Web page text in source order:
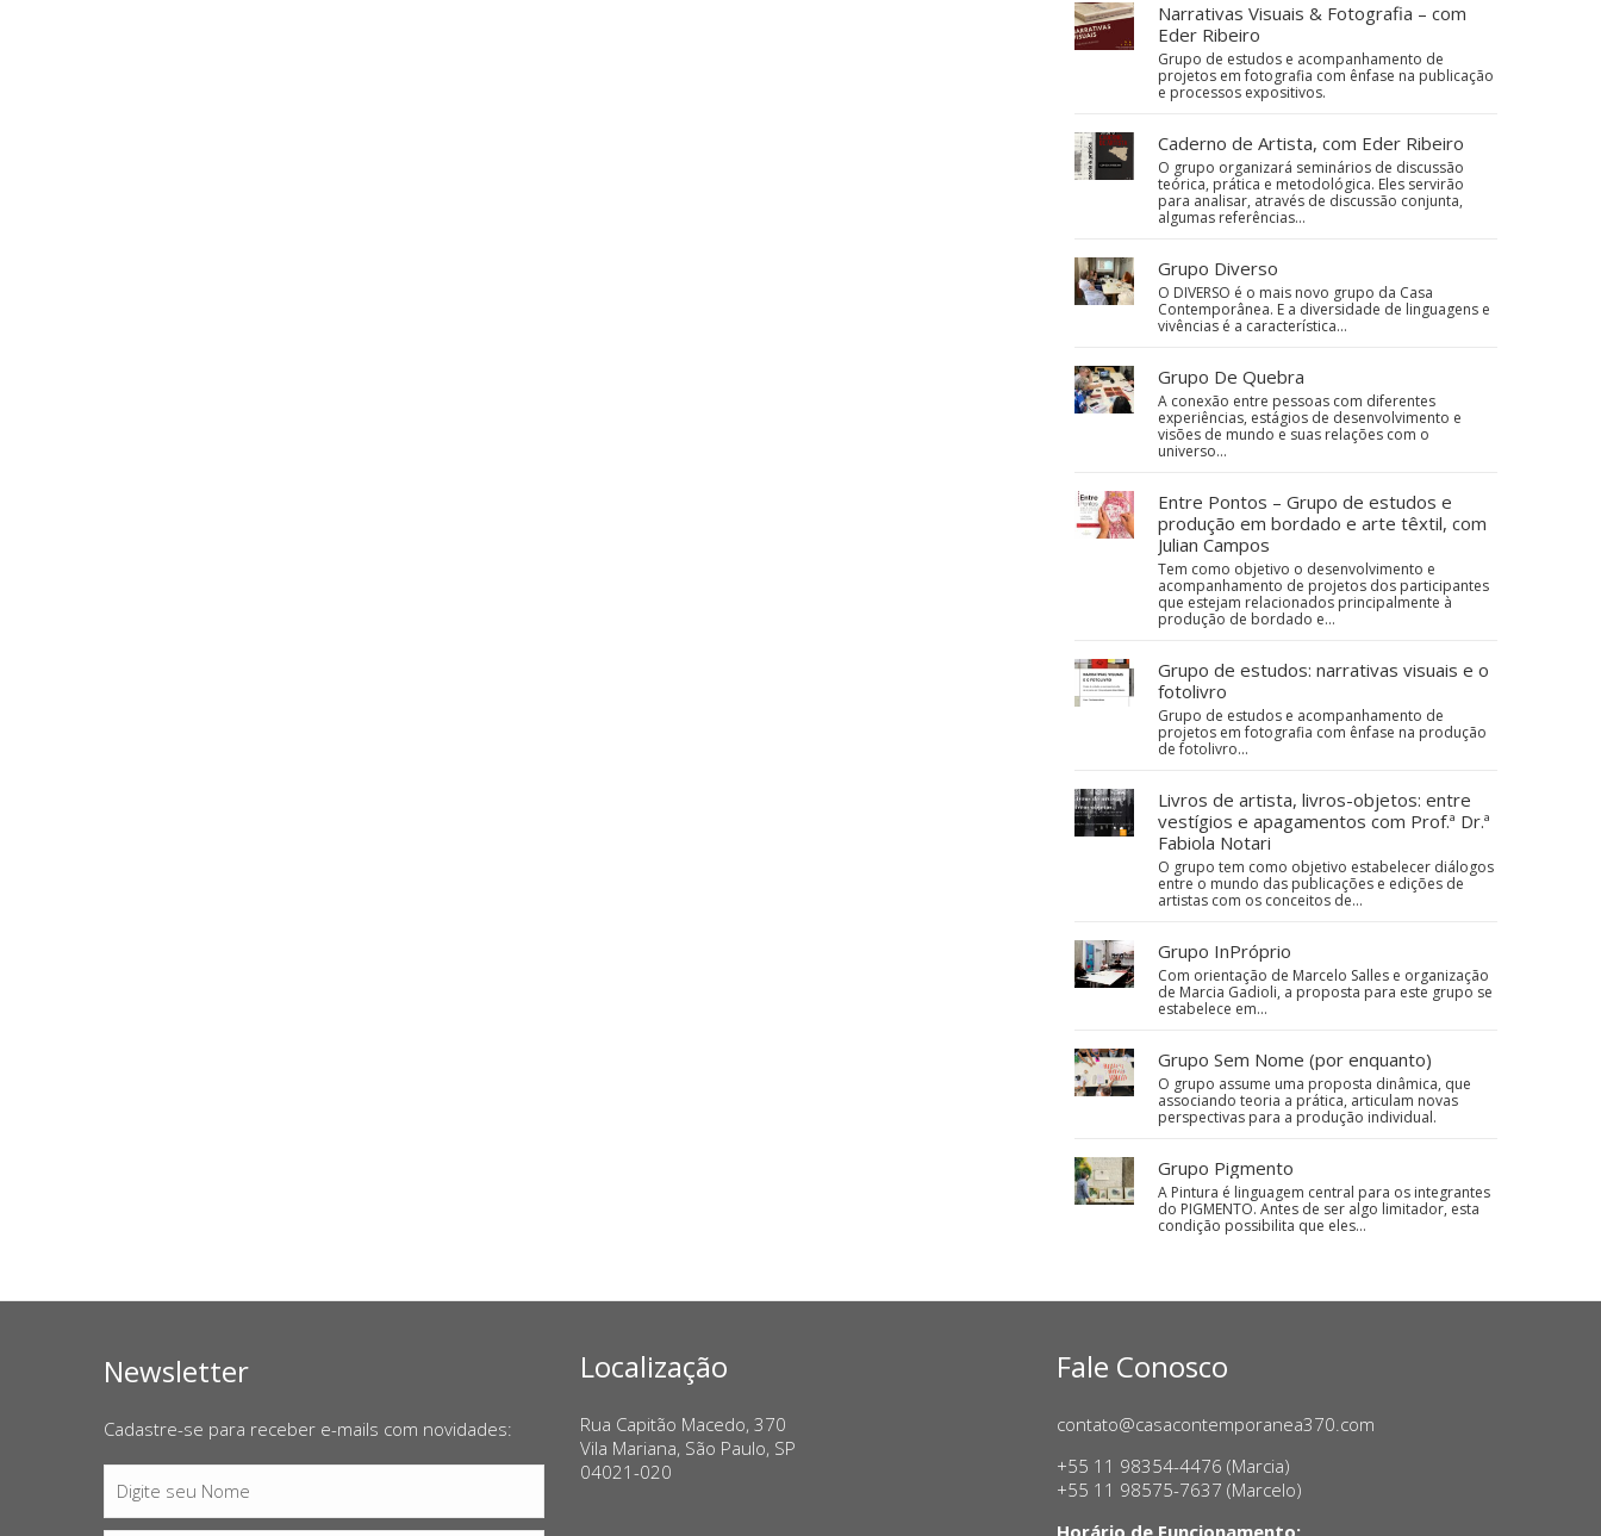
Narrativas Visuais & Fotografia – com
Eder Ribeiro
Grupo de estudos e acompanhamento de
projetos em fotografia com ênfase na publicação
e processos expositivos.
Caderno de Artista, com Eder Ribeiro
O grupo organizará seminários de discussão
teórica, prática e metodológica. Eles servirão
para analisar, através de discussão conjunta,
algumas referências…
Grupo Diverso
O DIVERSO é o mais novo grupo da Casa
Contemporânea. E a diversidade de linguagens e
vivências é a característica…
Grupo De Quebra
A conexão entre pessoas com diferentes
experiências, estágios de desenvolvimento e
visões de mundo e suas relações com o
universo…
Entre Pontos – Grupo de estudos e
produção em bordado e arte têxtil, com
Julian Campos
Tem como objetivo o desenvolvimento e
acompanhamento de projetos dos participantes
que estejam relacionados principalmente à
produção de bordado e…
Grupo de estudos: narrativas visuais e o
fotolivro
Grupo de estudos e acompanhamento de
projetos em fotografia com ênfase na produção
de fotolivro...
Livros de artista, livros-objetos: entre
vestígios e apagamentos com Prof.ª Dr.ª
Fabiola Notari
O grupo tem como objetivo estabelecer diálogos
entre o mundo das publicações e edições de
artistas com os conceitos de…
Grupo InPróprio
Com orientação de Marcelo Salles e organização
de Marcia Gadioli, a proposta para este grupo se
estabelece em…
Grupo Sem Nome (por enquanto)
O grupo assume uma proposta dinâmica, que
associando teoria a prática, articulam novas
perspectivas para a produção individual.
Grupo Pigmento
A Pintura é linguagem central para os integrantes
do PIGMENTO. Antes de ser algo limitador, esta
condição possibilita que eles…
Newsletter
Cadastre-se para receber e-mails com novidades:
Nome
Digite seu Nome
Localização
Rua Capitão Macedo, 370
Vila Mariana, São Paulo, SP
04021-020
Fale Conosco
contato@casacontemporanea370.com
+55 11 98354-4476 (Marcia)
+55 11 98575-7637 (Marcelo)
Horário de Funcionamento: